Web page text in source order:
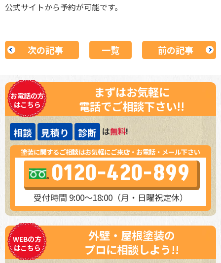
公式サイトから予約が可能です。
次の記事 一覧 前の記事
お電話の方
はこちら
まずはお気軽に
電話でご相談下さい!!
相談 見積り 診断 は無料!
塗装に関するご相談はお気軽にご来店・お電話・メール下さい
0120-420-899
受付時間 9:00～18:00（月・日曜祝定休）
WEBの方
はこちら
外壁・屋根塗装の
プロに相談しよう!!